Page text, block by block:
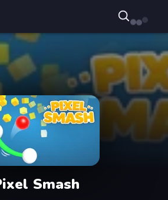
Smash